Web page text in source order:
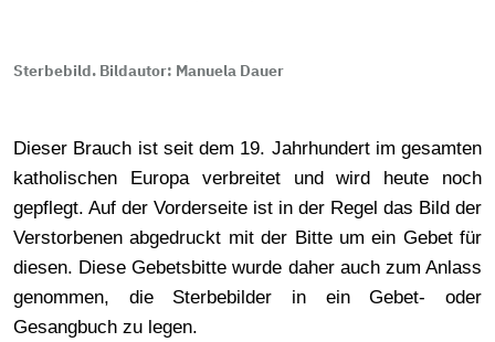
Sterbebild. Bildautor: Manuela Dauer
Dieser Brauch ist seit dem 19. Jahrhundert im gesamten
katholischen Europa verbreitet und wird heute noch
gepflegt. Auf der Vorderseite ist in der Regel das Bild der
Verstorbenen abgedruckt mit der Bitte um ein Gebet für
diesen. Diese Gebetsbitte wurde daher auch zum Anlass
genommen, die Sterbebilder in ein Gebet- oder
Gesangbuch zu legen.